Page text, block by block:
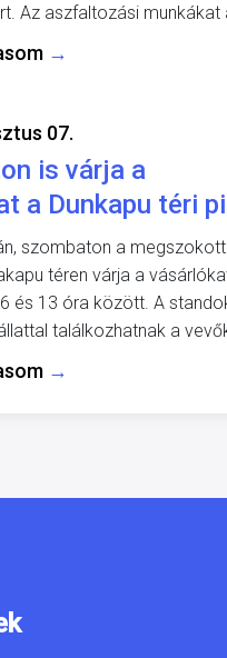
Az aszfaltozási munkákat
→
07.
is várja a
a Dunkapu téri
szombaton a megszokott
téren várja a
és 13 óra között. A
találkozhatnak a
→